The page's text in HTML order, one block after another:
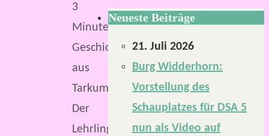
3
Minuten
Geschichten
aus
Tarkum.
Der
Lehrling
Neueste Beiträge
21. Juli 2026
Burg Widderhorn:
Vorstellung des
Schauplatzes für DSA 5
nun als Video auf